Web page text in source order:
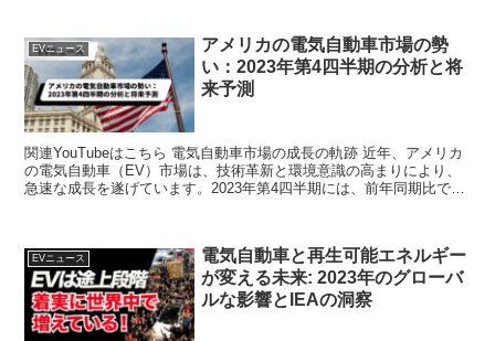
EVニュース
アメリカの電気自動車市場の勢
い：2023年第4四半期の分析と将
来予測
関連YouTubeはこちら 電気自動車市場の成長の軌跡 近年、アメリカ
の電気自動車（EV）市場は、技術革新と環境意識の高まりにより、
急速な成長を遂げています。2023年第4四半期には、前年同期比で
EVニュース
電気自動車と再生可能エネルギー
が変える未来: 2023年のグローバ
ルな影響とIEAの洞察